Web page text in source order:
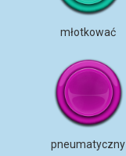
młotkować
pneumatyczny